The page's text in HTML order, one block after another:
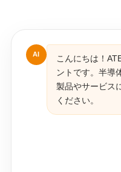
AI
こんにちは！
ントです。半導
製品やサービス
ください。